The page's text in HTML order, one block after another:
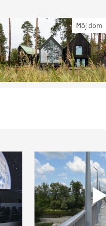
Eklektizmus a moderna v
jednom. Dom na
Konventnej vyplnil
historickú zástavbu